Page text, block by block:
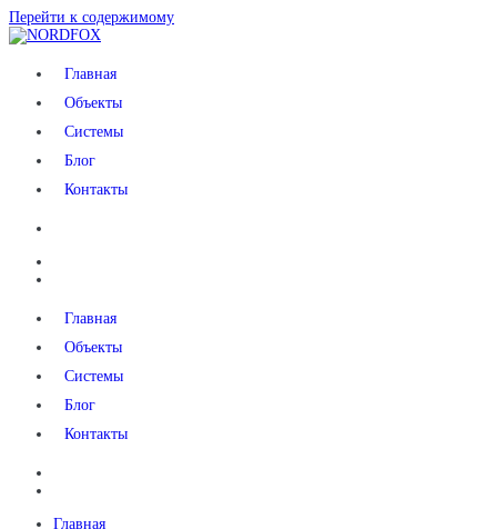
Перейти к содержимому
NORDFOXГлавная
Объекты
Системы
Блог
Контакты
Главная
Объекты
Системы
Блог
Контакты
Главная